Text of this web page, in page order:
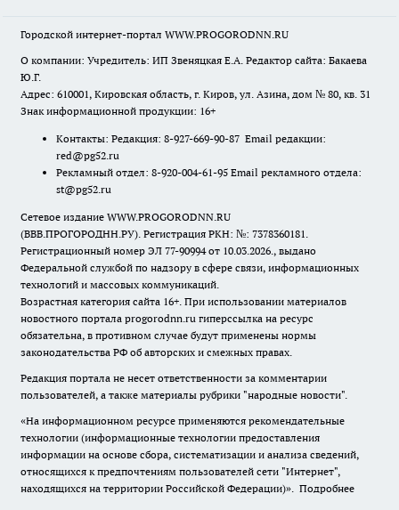
Городской интернет-портал WWW.PROGORODNN.RU
О компании: Учредитель: ИП Звеняцкая Е.А. Редактор сайта: Бакаева
Ю.Г.
Адрес: 610001, Кировская область, г. Киров, ул. Азина, дом № 80, кв. 31
Знак информационной продукции: 16+
Контакты: Редакция: 8-927-669-90-87 Email редакции:
red@pg52.ru
Рекламный отдел: 8-920-004-61-95 Email рекламного отдела:
st@pg52.ru
Сетевое издание WWW.PROGORODNN.RU
(ВВВ.ПРОГОРОДНН.РУ). Регистрация РКН: №: 7378360181.
Регистрационный номер ЭЛ 77-90994 от 10.03.2026., выдано
Федеральной службой по надзору в сфере связи, информационных
технологий и массовых коммуникаций.
Возрастная категория сайта 16+. При использовании материалов
новостного портала progorodnn.ru гиперссылка на ресурс
обязательна, в противном случае будут применены нормы
законодательства РФ об авторских и смежных правах.
Редакция портала не несет ответственности за комментарии
пользователей, а также материалы рубрики "народные новости".
«На информационном ресурсе применяются рекомендательные
технологии (информационные технологии предоставления
информации на основе сбора, систематизации и анализа сведений,
относящихся к предпочтениям пользователей сети "Интернет",
находящихся на территории Российской Федерации)». Подробнее